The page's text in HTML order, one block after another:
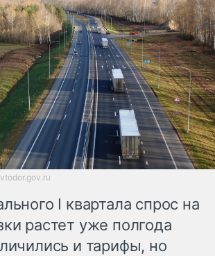
I квартала спрос на
растет уже полгода
и тарифы, но